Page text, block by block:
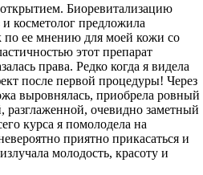
Биоревитализацию
косметолог предложила
по ее мнению для моей кожи со
этот препарат
права. Редко когда я видела
после первой процедуры! Через
выровнялась, приобрела ровный
разглаженной, очевидно заметный
курса я помолодела на
приятно прикасаться и
молодость, красоту и